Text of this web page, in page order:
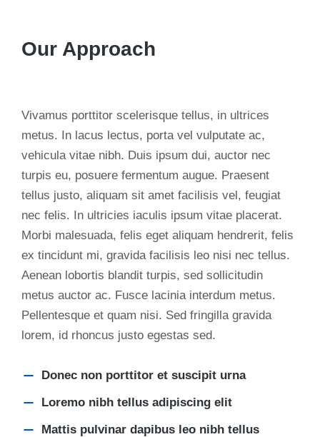
Our Approach
Vivamus porttitor scelerisque tellus, in ultrices
metus. In lacus lectus, porta vel vulputate ac,
vehicula vitae nibh. Duis ipsum dui, auctor nec
turpis eu, posuere fermentum augue. Praesent
tellus justo, aliquam sit amet facilisis vel, feugiat
nec felis. In ultricies iaculis ipsum vitae placerat.
Morbi malesuada, felis eget aliquam hendrerit, felis
ex tincidunt mi, gravida facilisis leo nisi nec tellus.
Aenean lobortis blandit turpis, sed sollicitudin
metus auctor ac. Fusce lacinia interdum metus.
Pellentesque et quam nisi. Sed fringilla gravida
lorem, id rhoncus justo egestas sed.
Donec non porttitor et suscipit urna
Loremo nibh tellus adipiscing elit
Mattis pulvinar dapibus leo nibh tellus